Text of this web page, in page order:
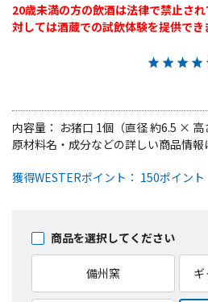
20歳未満の方の飲酒は法律で禁止さ
対しては酒蔵での試飲体験を提供でき
内容量： お猪口 1個（直径 約6.5 ×
獲得WESTERポイント： 150ポイント
商品を選択してください
備州窯
原材料名・成分などの詳しい商品情報